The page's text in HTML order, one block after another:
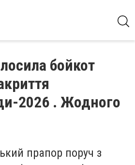
бойкот
2026 . Жодного
прапор поруч з